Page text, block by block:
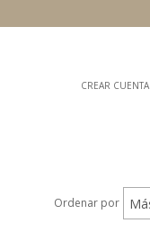
CREAR CUENTA
Ordenar por